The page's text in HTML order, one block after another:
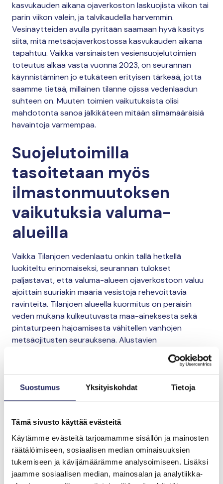
Suostumus Yksityiskohdat Tietoja
Tämä sivusto käyttää evästeitä
Käytämme evästeitä tarjoamamme sisällön ja mainosten
räätälöimiseen, sosiaalisen median ominaisuuksien
tukemiseen ja kävijämäärämme analysoimiseen. Lisäksi
jaamme sosiaalisen median, mainosalan ja analytiikka-
kasvukauden aikana ojaverkoston laskuojista viikon tai
parin viikon välein, ja talvikaudella harvemmin.
Vesinäytteiden avulla pyritään saamaan hyvä käsitys
siitä, mitä metsäojaverkostossa kasvukauden aikana
tapahtuu. Vaikka varsinaisten vesiensuojelutoimien
toteutus alkaa vasta vuonna 2023, on seurannan
käynnistäminen jo etukäteen erityisen tärkeää, jotta
saamme tietää, millainen tilanne ojissa vedenlaadun
suhteen on. Muuten toimien vaikutuksista olisi
mahdotonta sanoa jälkikäteen mitään silmämääräisiä
havaintoja varmempaa.
Suojelutoimilla
tasoitetaan myös
ilmastonmuutoksen
vaikutuksia valuma-
alueilla
Vaikka Tilanjoen vedenlaatu onkin tällä hetkellä
luokiteltu erinomaiseksi, seurannan tulokset
paljastavat, että valuma-alueen ojaverkostoon valuu
ajoittain suuriakin määriä vesistöjä rehevöittäviä
ravinteita. Tilanjoen alueella kuormitus on peräisin
veden mukana kulkeutuvasta maa-aineksesta sekä
pintaturpeen hajoamisesta vähitellen vanhojen
metsäojitusten seurauksena. Alustavien
seurantatulosten perusteella Tilanjoen valuma-alueen
vesiensuojelusuunnitelmaan sisältyvät toimet
kohdistuvat jokeen tulevan kuormituksen
vähentämisen kannalta oikeisiin paikkoihin.
tutkimusten mukaan tehokkaimmiksi ovat
osoittautuneet sellaiset toimet, jotka viivyttävät vettä
valuma-alueilla ja tasaavat samalla ojaverkoston
virtaamia myös tulva-aikoina. Ilmastonmuutoksen
ennustetaan lisäävän sateisuutta etenkin